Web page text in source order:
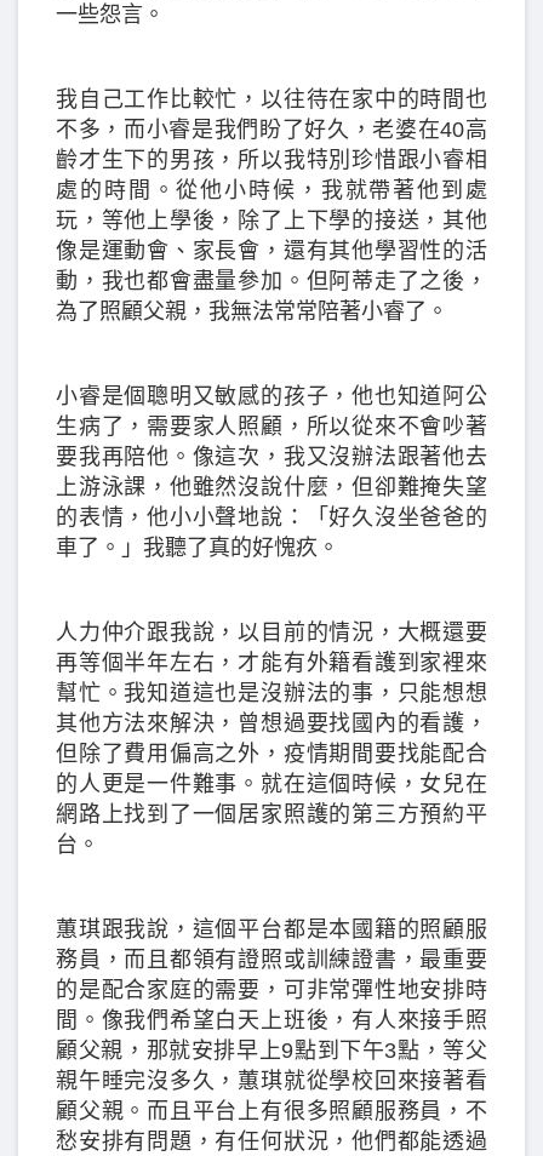
一些怨言。
我自己工作比較忙，以往待在家中的時間也
不多，而小睿是我們盼了好久，老婆在40高
齡才生下的男孩，所以我特別珍惜跟小睿相
處的時間。從他小時候，我就帶著他到處
玩，等他上學後，除了上下學的接送，其他
像是運動會、家長會，還有其他學習性的活
動，我也都會盡量參加。但阿蒂走了之後，
為了照顧父親，我無法常常陪著小睿了。
小睿是個聰明又敏感的孩子，他也知道阿公
生病了，需要家人照顧，所以從來不會吵著
要我再陪他。像這次，我又沒辦法跟著他去
上游泳課，他雖然沒說什麼，但卻難掩失望
的表情，他小小聲地說：「好久沒坐爸爸的
車了。」我聽了真的好愧疚。
人力仲介跟我說，以目前的情況，大概還要
再等個半年左右，才能有外籍看護到家裡來
幫忙。我知道這也是沒辦法的事，只能想想
其他方法來解決，曾想過要找國內的看護，
但除了費用偏高之外，疫情期間要找能配合
的人更是一件難事。就在這個時候，女兒在
網路上找到了一個居家照護的第三方預約平
台。
蕙琪跟我說，這個平台都是本國籍的照顧服
務員，而且都領有證照或訓練證書，最重要
的是配合家庭的需要，可非常彈性地安排時
間。像我們希望白天上班後，有人來接手照
顧父親，那就安排早上9點到下午3點，等父
親午睡完沒多久，蕙琪就從學校回來接著看
顧父親。而且平台上有很多照顧服務員，不
愁安排有問題，有任何狀況，他們都能透過